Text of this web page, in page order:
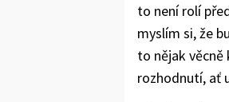
to není rolí
myslím si, že
to nějak
rozhodnutí, ať